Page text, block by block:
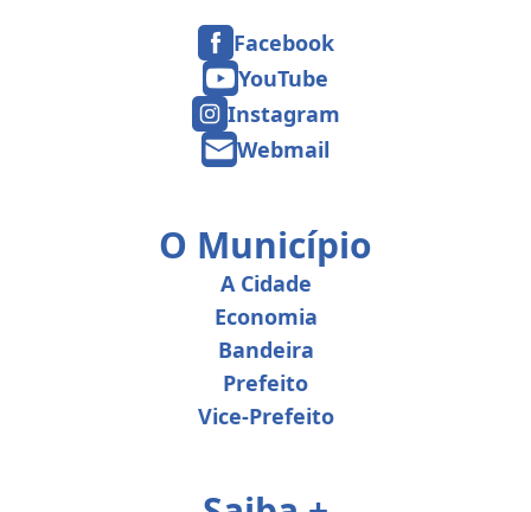
Facebook
YouTube
Instagram
Webmail
O Município
A Cidade
Economia
Bandeira
Prefeito
Vice-Prefeito